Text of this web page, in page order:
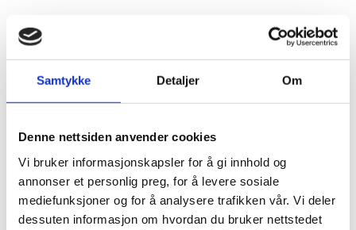
Samtykke Detaljer Om
Denne nettsiden anvender cookies
Vi bruker informasjonskapsler for å gi innhold og
annonser et personlig preg, for å levere sosiale
mediefunksjoner og for å analysere trafikken vår. Vi deler
dessuten informasjon om hvordan du bruker nettstedet
Les mer
Relaterte saker